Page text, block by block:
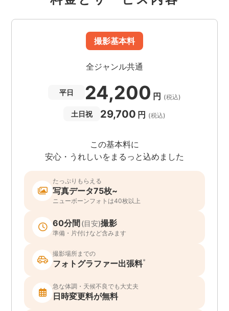
撮影基本料
全ジャンル共通
平日 24,200 円 (税込)
土日祝 29,700 円 (税込)
この基本料に
安心・うれしいをまるっと込めました
たっぷりもらえる
写真データ75枚~
ニューボーンフォトは40枚以上
60分間 (目安)撮影
準備・片付けなど含みます
撮影場所までの
フォトグラファー出張料*
急な体調・天候不良でも大丈夫
日時変更料が無料